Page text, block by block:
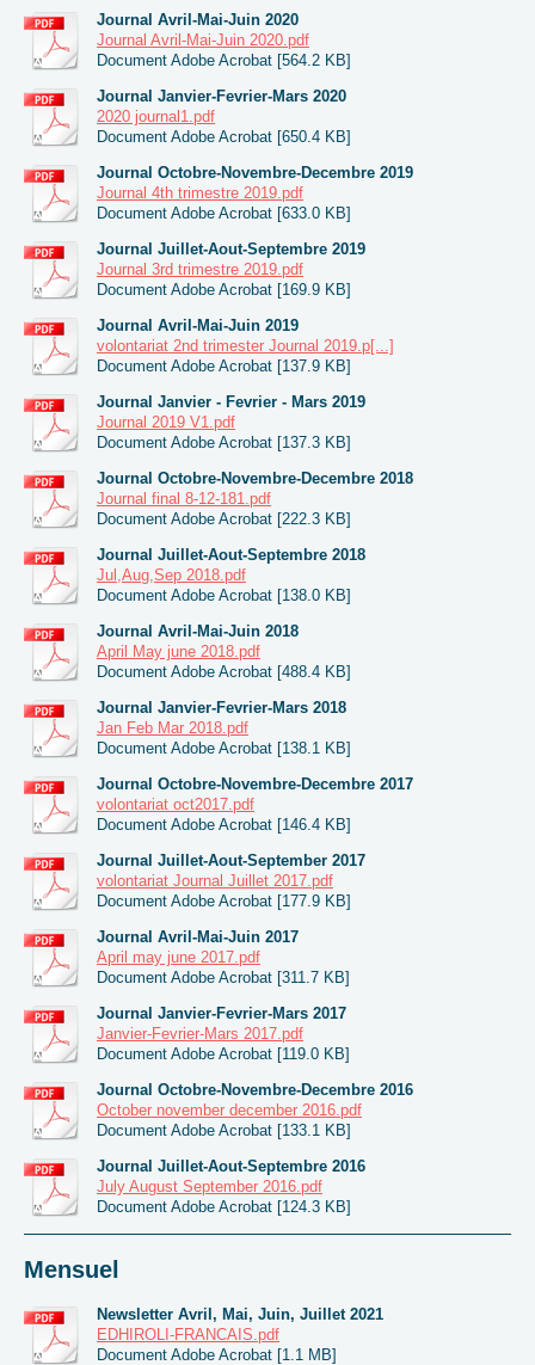
Journal Avril-Mai-Juin 2020
Journal Avril-Mai-Juin 2020.pdf
Document Adobe Acrobat [564.2 KB]
Journal Janvier-Fevrier-Mars 2020
2020 journal1.pdf
Document Adobe Acrobat [650.4 KB]
Journal Octobre-Novembre-Decembre 2019
Journal 4th trimestre 2019.pdf
Document Adobe Acrobat [633.0 KB]
Journal Juillet-Aout-Septembre 2019
Journal 3rd trimestre 2019.pdf
Document Adobe Acrobat [169.9 KB]
Journal Avril-Mai-Juin 2019
volontariat 2nd trimester Journal 2019.p[...]
Document Adobe Acrobat [137.9 KB]
Journal Janvier - Fevrier - Mars 2019
Journal 2019 V1.pdf
Document Adobe Acrobat [137.3 KB]
Journal Octobre-Novembre-Decembre 2018
Journal final 8-12-181.pdf
Document Adobe Acrobat [222.3 KB]
Journal Juillet-Aout-Septembre 2018
Jul,Aug,Sep 2018.pdf
Document Adobe Acrobat [138.0 KB]
Journal Avril-Mai-Juin 2018
April May june 2018.pdf
Document Adobe Acrobat [488.4 KB]
Journal Janvier-Fevrier-Mars 2018
Jan Feb Mar 2018.pdf
Document Adobe Acrobat [138.1 KB]
Journal Octobre-Novembre-Decembre 2017
volontariat oct2017.pdf
Document Adobe Acrobat [146.4 KB]
Journal Juillet-Aout-September 2017
volontariat Journal Juillet 2017.pdf
Document Adobe Acrobat [177.9 KB]
Journal Avril-Mai-Juin 2017
April may june 2017.pdf
Document Adobe Acrobat [311.7 KB]
Journal Janvier-Fevrier-Mars 2017
Janvier-Fevrier-Mars 2017.pdf
Document Adobe Acrobat [119.0 KB]
Journal Octobre-Novembre-Decembre 2016
October november december 2016.pdf
Document Adobe Acrobat [133.1 KB]
Journal Juillet-Aout-Septembre 2016
July August September 2016.pdf
Document Adobe Acrobat [124.3 KB]
Mensuel
Newsletter Avril, Mai, Juin, Juillet 2021
EDHIROLI-FRANCAIS.pdf
Document Adobe Acrobat [1.1 MB]